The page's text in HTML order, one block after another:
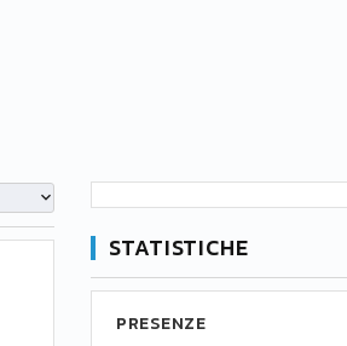
STATISTICHE
PRESENZE